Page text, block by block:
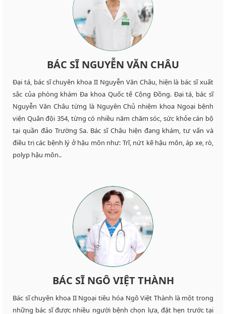
BÁC SĨ NGUYỄN VĂN CHÂU
Đại tá, bác sĩ chuyên khoa II Nguyễn Văn Châu, hiện là bác sĩ xuất
sắc của phòng khám Đa khoa Quốc tế Cộng Đồng. Đại tá, bác sĩ
Nguyễn Văn Châu từng là Nguyên Chủ nhiệm khoa Ngoại bệnh
viện Quân đội 354, từng có nhiều năm chăm sóc, sức khỏe cán bộ
tại quần đảo Trường Sa. Bác sĩ Châu hiện đang khám, tư vấn và
điều trị các bệnh lý ở hậu môn như: Trĩ, nứt kẽ hậu môn, áp xe, rò,
polyp hậu môn..
BÁC SĨ NGÔ VIỆT THÀNH
Bác sĩ chuyên khoa II Ngoại tiêu hóa Ngô Việt Thành là một trong
những bác sĩ được nhiều người bệnh chọn lựa, đặt hẹn trước tại